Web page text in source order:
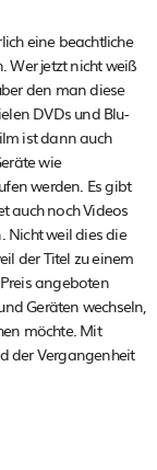
eine beachtliche
Wer jetzt nicht weiß
den man diese
DVDs und Blu-
ist dann auch
wie
werden. Es gibt
auch noch Videos
Nicht weil dies die
der Titel zu einem
angeboten
Geräten wechseln,
möchte. Mit
der Vergangenheit